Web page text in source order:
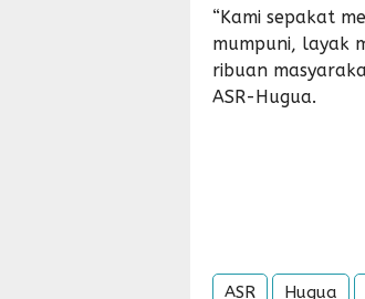
“Kami sepakat
mumpuni, layak
ribuan
ASR-Hugua.
ASR Hugua